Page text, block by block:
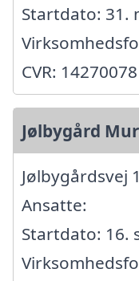
Startdato: 31.
CVR: 14270078
Jølbygård
Jølbygårdsvej
Ansatte:
Startdato: 16.